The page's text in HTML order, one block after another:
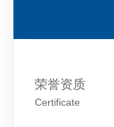
荣誉资质
Certificate